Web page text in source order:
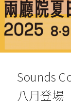
Sounds
八月登場